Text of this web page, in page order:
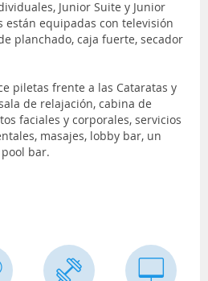
Junior Suite y Junior
están equipadas con televisión
planchado, caja fuerte, secador
piletas frente a las Cataratas y
de relajación, cabina de
faciales y corporales, servicios
masajes, lobby bar, un
bar.